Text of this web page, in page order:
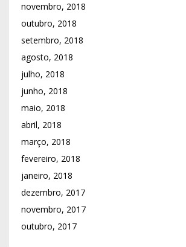
novembro, 2018
outubro, 2018
setembro, 2018
agosto, 2018
julho, 2018
junho, 2018
maio, 2018
abril, 2018
março, 2018
fevereiro, 2018
janeiro, 2018
dezembro, 2017
novembro, 2017
outubro, 2017